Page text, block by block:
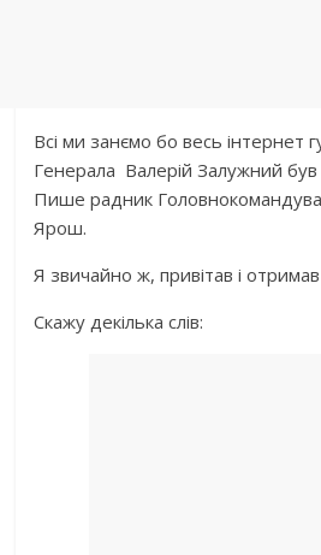
Всі ми занємо бо весь інтернет
Генерала Валерій Залужний
Пише радник
Ярош.
Я звичайно ж, привітав і отримав
Скажу декілька слів: